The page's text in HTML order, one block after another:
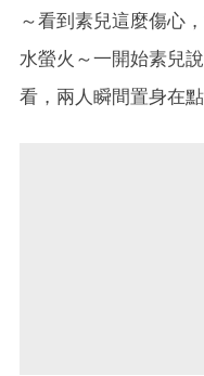
～看到素兒這麼傷心
水螢火～一開始素兒
看，兩人瞬間置身在